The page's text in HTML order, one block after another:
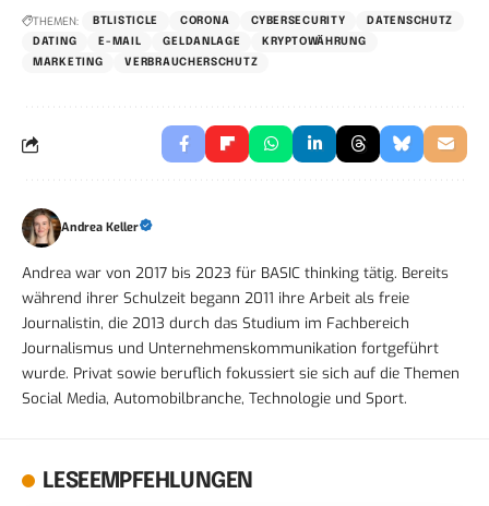
THEMEN: BTLISTICLE CORONA CYBERSECURITY
DATENSCHUTZ
DATING
E-MAIL GELDANLAGE
KRYPTOWÄHRUNG
MARKETING
VERBRAUCHERSCHUTZ
Andrea Keller
Andrea war von 2017 bis 2023 für BASIC thinking tätig. Bereits
während ihrer Schulzeit begann 2011 ihre Arbeit als freie
Journalistin, die 2013 durch das Studium im Fachbereich
Journalismus und Unternehmenskommunikation fortgeführt
wurde. Privat sowie beruflich fokussiert sie sich auf die Themen
Social Media, Automobilbranche, Technologie und Sport.
LESEEMPFEHLUNGEN